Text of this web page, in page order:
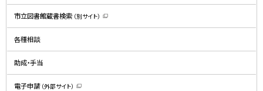
新
規
ウ
ン
で
す
市立図書館蔵書検索 （別サイト）
新
ン
で
各種相談
助成・手当
電子申請 （外部サイト）